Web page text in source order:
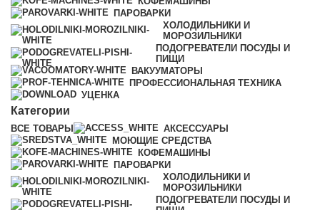
ПАРОВАРКИ
ХОЛОДИЛЬНИКИ И
МОРОЗИЛЬНИКИ
ПОДОГРЕВАТЕЛИ ПОСУДЫ И
ПИЩИ
ВАКУУМАТОРЫ
ПРОФЕССИОНАЛЬНАЯ ТЕХНИКА
УЦЕНКА
Категории
ВСЕ ТОВАРЫ
АКСЕССУАРЫ
МОЮЩИЕ СРЕДСТВА
КОФЕМАШИНЫ
ПАРОВАРКИ
ХОЛОДИЛЬНИКИ И
МОРОЗИЛЬНИКИ
ПОДОГРЕВАТЕЛИ ПОСУДЫ И